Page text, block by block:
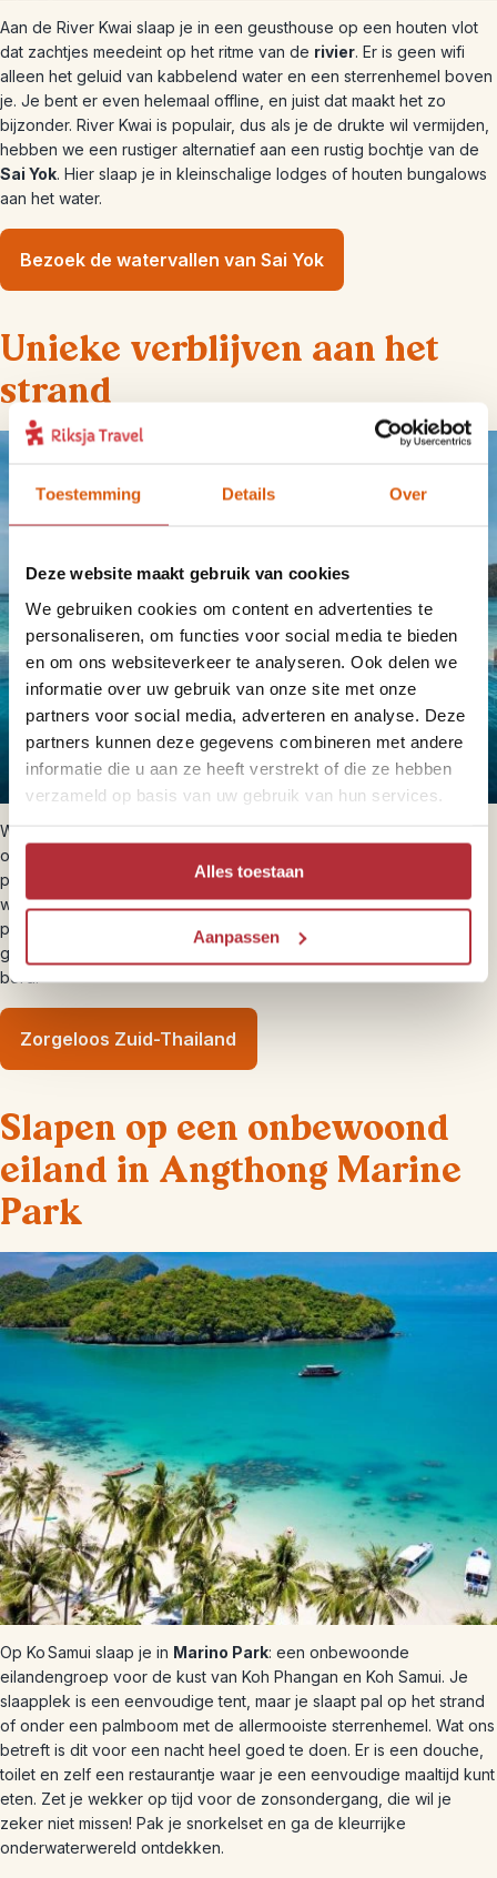
Toestemming Details Over
Deze website maakt gebruik van cookies
We gebruiken cookies om content en advertenties te
personaliseren, om functies voor social media te bieden
en om ons websiteverkeer te analyseren. Ook delen we
informatie over uw gebruik van onze site met onze
partners voor social media, adverteren en analyse. Deze
partners kunnen deze gegevens combineren met andere
informatie die u aan ze heeft verstrekt of die ze hebben
verzameld op basis van uw gebruik van hun services.
Alles toestaan
Aanpassen
Aan de River Kwai slaap je in een geusthouse op een houten vlot
dat zachtjes meedeint op het ritme van de rivier. Er is geen wifi
alleen het geluid van kabbelend water en een sterrenhemel boven
je. Je bent er even helemaal offline, en juist dat maakt het zo
bijzonder. River Kwai is populair, dus als je de drukte wil vermijden,
hebben we een rustiger alternatief aan een rustig bochtje van de
Sai Yok. Hier slaap je in kleinschalige lodges of houten bungalows
aan het water.
Bezoek de watervallen van Sai Yok
Unieke verblijven aan het
strand
Wil je wakker worden met het geluid van de zee? Aan de kust en
op de eilanden van Thailand slaap je in kleinschalige hotels, vaak
pal aan het strand. Denk aanhouten huisjes
water of een charmante bungalow tussen de palmbomen. Op
plekken als
Koh Phangan, Koh Samed, Koh Phi Phi of Koh Hai
geniet je van barefoot-luxe, zonsondergangen en verse vis op je
bord.
Zorgeloos Zuid-Thailand
Slapen op een onbewoond
eiland in Angthong Marine
Park
Op Ko Samui slaap je in Marino Park: een onbewoonde
eilandengroep voor de kust van Koh Phangan en Koh Samui. Je
slaapplek is een eenvoudige tent, maar je slaapt pal op het strand
of onder een palmboom met de allermooiste sterrenhemel. Wat ons
betreft is dit voor een nacht heel goed te doen. Er is een douche,
toilet en zelf een restaurantje waar je een eenvoudige maaltijd kunt
eten. Zet je wekker op tijd voor de zonsondergang, die wil je
zeker niet missen! Pak je snorkelset en ga de kleurrijke
onderwaterwereld ontdekken.